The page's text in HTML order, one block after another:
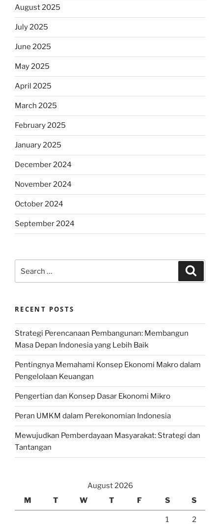
August 2025
July 2025
June 2025
May 2025
April 2025
March 2025
February 2025
January 2025
December 2024
November 2024
October 2024
September 2024
for:
RECENT POSTS
Strategi Perencanaan Pembangunan: Membangun
Masa Depan Indonesia yang Lebih Baik
Pentingnya Memahami Konsep Ekonomi Makro dalam
Pengelolaan Keuangan
Pengertian dan Konsep Dasar Ekonomi Mikro
Peran UMKM dalam Perekonomian Indonesia
Mewujudkan Pemberdayaan Masyarakat: Strategi dan
Tantangan
August 2026
M
T W T F S S
1 2